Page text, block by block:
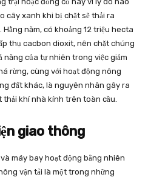
cây xanh khi bị chặt sẽ thải ra
năm, có khoảng 12 triệu hecta
thụ cacbon dioxit, nên chặt chúng
năng của tự nhiên trong việc giảm
rừng, cùng với hoạt động nông
đất khác, là nguyên nhân gây ra
khí nhà kính trên toàn cầu.
giao thông
máy bay hoạt động bằng nhiên
vận tải là một trong những